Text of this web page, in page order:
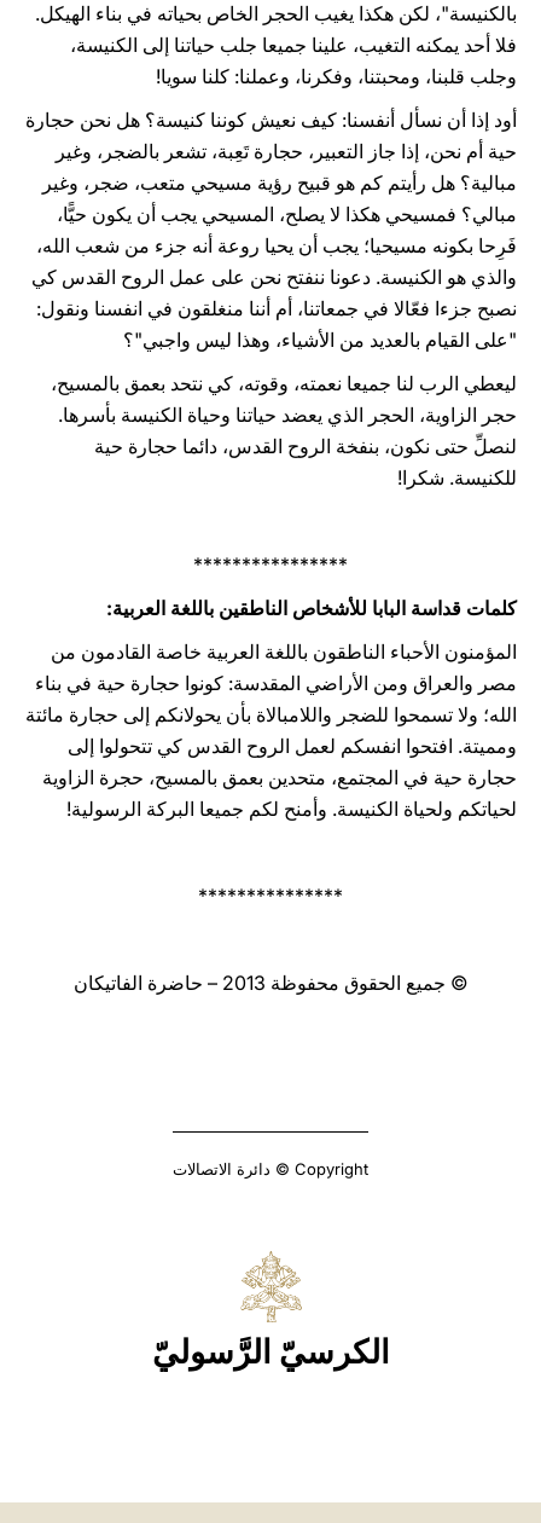
بالكنيسة"، لكن هكذا يغيب الحجر الخاص بحياته في بناء الهيكل.
فلا أحد يمكنه التغيب، علينا جميعا جلب حياتنا إلى الكنيسة،
وجلب قلبنا، ومحبتنا، وفكرنا، وعملنا: كلنا سويا!
أود إذا أن نسأل أنفسنا: كيف نعيش كوننا كنيسة؟ هل نحن حجارة
حية أم نحن، إذا جاز التعبير، حجارة تَعِبة، تشعر بالضجر، وغير
مبالية؟ هل رأيتم كم هو قبيح رؤية مسيحي متعب، ضجر، وغير
مبالي؟ فمسيحي هكذا لا يصلح، المسيحي يجب أن يكون حيًّا،
فَرِحا بكونه مسيحيا؛ يجب أن يحيا روعة أنه جزء من شعب الله،
والذي هو الكنيسة. دعونا ننفتح نحن على عمل الروح القدس كي
نصبح جزءا فعّالا في جمعاتنا، أم أننا منغلقون في انفسنا ونقول:
"على القيام بالعديد من الأشياء، وهذا ليس واجبي"؟
ليعطي الرب لنا جميعا نعمته، وقوته، كي نتحد بعمق بالمسيح،
حجر الزاوية، الحجر الذي يعضد حياتنا وحياة الكنيسة بأسرها.
لنصلِّ حتى نكون، بنفخة الروح القدس، دائما حجارة حية
للكنيسة. شكرا!
****************
كلمات قداسة البابا للأشخاص الناطقين باللغة العربية:
المؤمنون الأحباء الناطقون باللغة العربية خاصة القادمون من
مصر والعراق ومن الأراضي المقدسة: كونوا حجارة حية في بناء
الله؛ ولا تسمحوا للضجر واللامبالاة بأن يحولانكم إلى حجارة مائتة
ومميتة. افتحوا انفسكم لعمل الروح القدس كي تتحولوا إلى
حجارة حية في المجتمع، متحدين بعمق بالمسيح، حجرة الزاوية
لحياتكم ولحياة الكنيسة. وأمنح لكم جميعا البركة الرسولية!
***************
© جميع الحقوق محفوظة 2013 – حاضرة الفاتيكان
Copyright © دائرة الاتصالات
الكرسيّ الرَّسوليّ